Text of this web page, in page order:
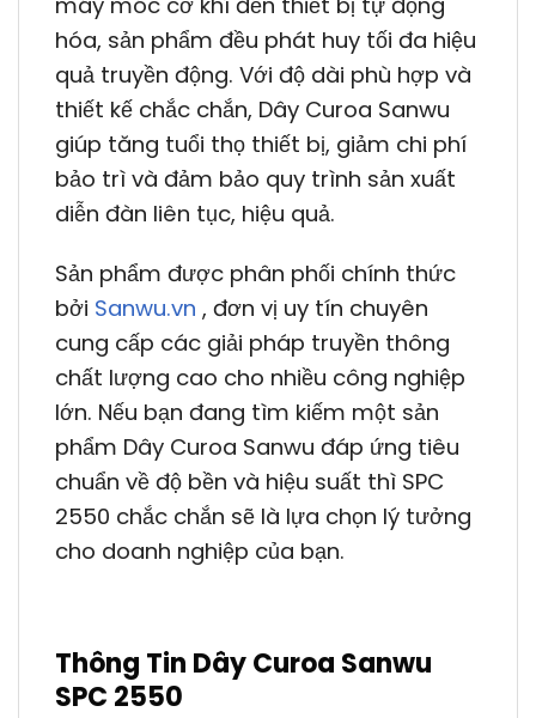
hóa, sản phẩm đều phát huy tối đa hiệu
quả truyền động. Với độ dài phù hợp và
thiết kế chắc chắn, Dây Curoa Sanwu
giúp tăng tuổi thọ thiết bị, giảm chi phí
bảo trì và đảm bảo quy trình sản xuất
diễn đàn liên tục, hiệu quả.
Sản phẩm được phân phối chính thức
bởi Sanwu.vn , đơn vị uy tín chuyên
cung cấp các giải pháp truyền thông
chất lượng cao cho nhiều công nghiệp
lớn. Nếu bạn đang tìm kiếm một sản
phẩm Dây Curoa Sanwu đáp ứng tiêu
chuẩn về độ bền và hiệu suất thì SPC
2550 chắc chắn sẽ là lựa chọn lý tưởng
cho doanh nghiệp của bạn.
Thông Tin Dây Curoa Sanwu
SPC 2550